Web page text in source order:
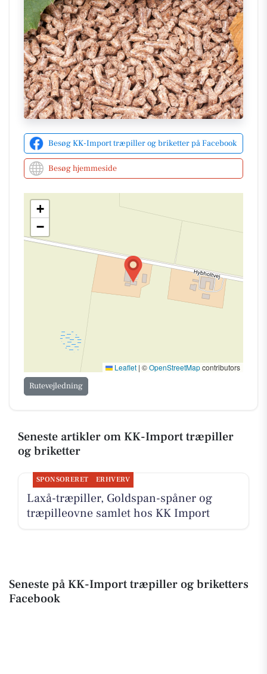
erhverv med at finde passende løsninger til deres
behov. De tilbyder også træpilleovne, så kunderne
kan finde både brændsel og varmeløsning på ét og
samme sted.
Besøg deresFacebooksidefor flere opdateringer
eller læs mere på dereshjemmesidefor at få mere
information om deres produkter og services.
Besøg KK-Import træpiller og briketter på Facebook
Besøg hjemmeside
+
−
Leaflet | ©OpenStreetMapcontributors
Rutevejledning
Seneste artikler om KK-Import træpiller
og briketter
SPONSORERET ERHVERV
Laxå-træpiller, Goldspan-spåner og
træpilleovne samlet hos KK Import
Seneste på KK-Import træpiller og briketters
Facebook